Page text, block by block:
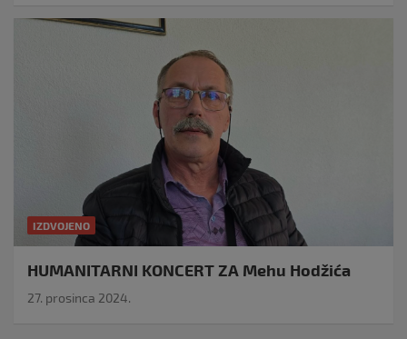
IZDVOJENO
HUMANITARNI KONCERT ZA Mehu Hodžića
27. prosinca 2024.